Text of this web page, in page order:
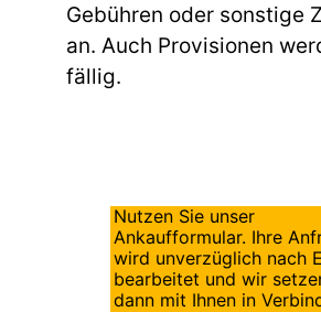
Gebühren oder sonstige
an. Auch Provisionen
fällig.
Nutzen Sie unser
Ankaufformular. Ihre
wird unverzüglich nach
bearbeitet und wir
dann mit Ihnen in